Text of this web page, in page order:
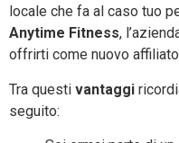
locale che fa al caso tuo
Anytime Fitness,
offrirti come nuovo
Tra questi vantaggi
seguito: